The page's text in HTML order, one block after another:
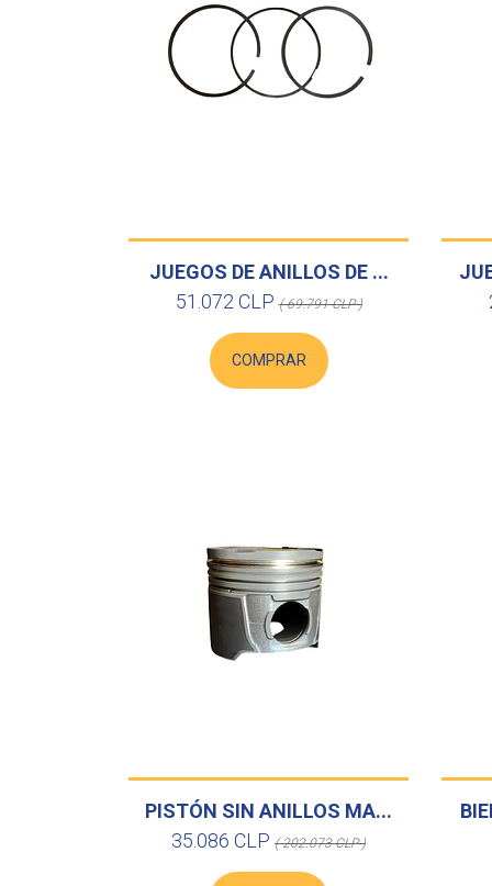
JUEGOS DE ANILLOS DE ...
51.072 CLP( 69.791 CLP )
COMPRAR
PISTÓN SIN ANILLOS MA...
35.086 CLP ( 202.073 CLP )